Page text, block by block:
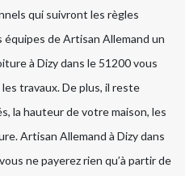
qui suivront les règles
de Artisan Allemand un
à Dizy dans le 51200 vous
travaux. De plus, il reste
la hauteur de votre maison, les
Artisan Allemand à Dizy dans
ne payerez rien qu’à partir de